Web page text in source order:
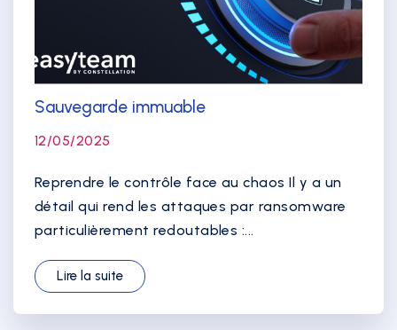
Sauvegarde immuable
12/05/2025
Reprendre le contrôle face au chaos Il y a un
détail qui rend les attaques par ransomware
particulièrement redoutables :...
Lire la suite